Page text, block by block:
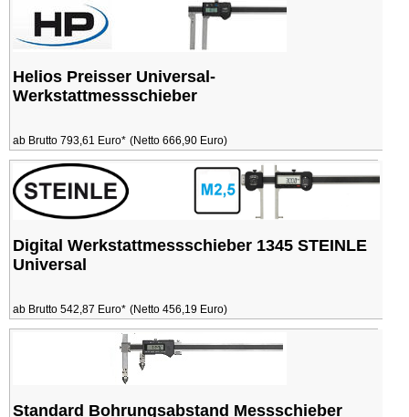
Helios Preisser Universal-
Werkstattmessschieber
ab Brutto 793,61 Euro* (Netto 666,90 Euro)
Digital Werkstattmessschieber 1345 STEINLE
Universal
ab Brutto 542,87 Euro* (Netto 456,19 Euro)
Standard Bohrungsabstand Messschieber